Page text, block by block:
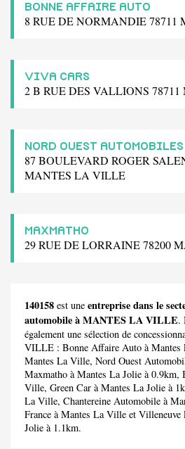
BONNE AFFAIRE AUTO
8 RUE DE NORMANDIE
VIVA CARS
2 B RUE DES VALLIONS
NORD OUEST AUTOMOBILES
87 BOULEVARD ROGER
MANTES LA VILLE
MAXMATHO
29 RUE DE LORRAINE 78200
140158 est une entreprise dans le
automobile à MANTES LA VILLE.
également une sélection de
VILLE : Bonne Affaire Auto à
Mantes La Ville, Nord Ouest
Maxmatho à Mantes La Jolie à 0.9km,
Ville, Green Car à Mantes La Jolie à
La Ville, Chantereine Automobile à
France à Mantes La Ville et Villeneuve
Jolie à 1.1km.